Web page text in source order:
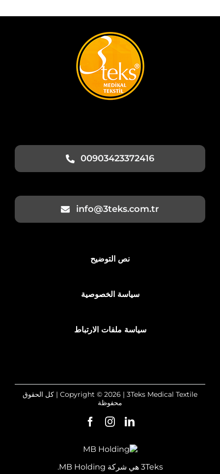
00903423372416
info@3teks.com.tr
نص التوضيح
سياسة الخصوصية
سياسة ملفات الارتباط
Copyright © 2026 | 3Teks Medical Textile | كل الحقوق
محفوظة
3Teks هي شركة MB Holding.